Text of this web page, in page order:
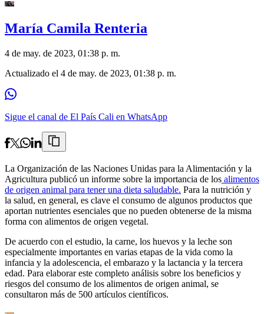
María Camila Renteria
4 de may. de 2023, 01:38 p. m.
Actualizado el 4 de may. de 2023, 01:38 p. m.
Sigue el canal de El País Cali en WhatsApp
La Organización de las Naciones Unidas para la Alimentación y la
Agricultura publicó un informe sobre la importancia de los alimentos
de origen animal para tener una dieta saludable. Para la nutrición y
la salud, en general, es clave el consumo de algunos productos que
aportan nutrientes esenciales que no pueden obtenerse de la misma
forma con alimentos de origen vegetal.
De acuerdo con el estudio, la carne, los huevos y la leche son
especialmente importantes en varias etapas de la vida como la
infancia y la adolescencia, el embarazo y la lactancia y la tercera
edad. Para elaborar este completo análisis sobre los beneficios y
riesgos del consumo de los alimentos de origen animal, se
consultaron más de 500 artículos científicos.